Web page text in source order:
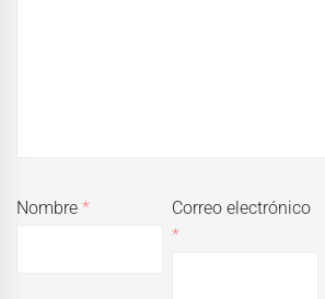
Nombre*
Correo electrónico
*